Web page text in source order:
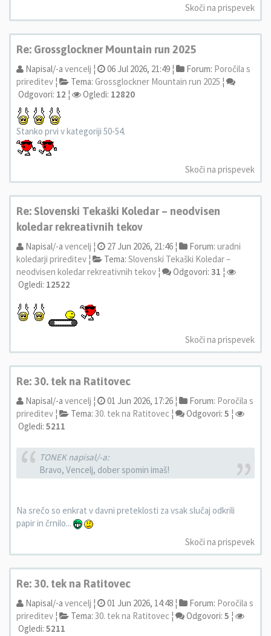
Skoči na prispevek
Re: Grossglockner Mountain run 2025
Napisal/-a vencelj ¦ 06 Jul 2026, 21:49 ¦ Forum: Poročila s
prireditev ¦ Tema: Grossglockner Mountain run 2025 ¦
Odgovori: 12 ¦ Ogledi: 12820
Stanko prvi v kategoriji 50-54.
Skoči na prispevek
Re: Slovenski Tekaški Koledar – neodvisen
koledar rekreativnih tekov
Napisal/-a vencelj ¦ 27 Jun 2026, 21:46 ¦ Forum: uradni
koledarji prireditev ¦ Tema: Slovenski Tekaški Koledar –
neodvisen koledar rekreativnih tekov ¦ Odgovori: 31 ¦
Ogledi: 12522
Skoči na prispevek
Re: 30. tek na Ratitovec
Napisal/-a vencelj ¦ 01 Jun 2026, 17:26 ¦ Forum: Poročila s
prireditev ¦ Tema: 30. tek na Ratitovec ¦ Odgovori: 5 ¦
Ogledi: 5211
TONEK napisal/-a:
Bravo, Vencelj, dober spomin imaš!
Na srečo so enkrat v davni preteklosti za vsak slučaj odkrili
papir in črnilo...
Skoči na prispevek
Re: 30. tek na Ratitovec
Napisal/-a vencelj ¦ 01 Jun 2026, 14:48 ¦ Forum: Poročila s
prireditev ¦ Tema: 30. tek na Ratitovec ¦ Odgovori: 5 ¦
Ogledi: 5211